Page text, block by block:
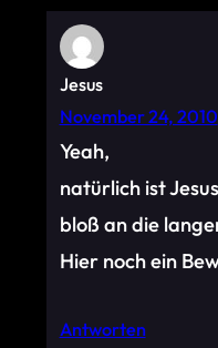
Jesus
November 24, 2010
Yeah,
natürlich ist
bloß an die
Hier noch ein
Antworten